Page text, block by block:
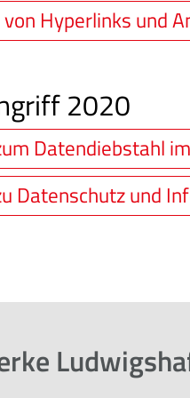
Hyperlinks und
2020
Datendiebstahl
Datenschutz und